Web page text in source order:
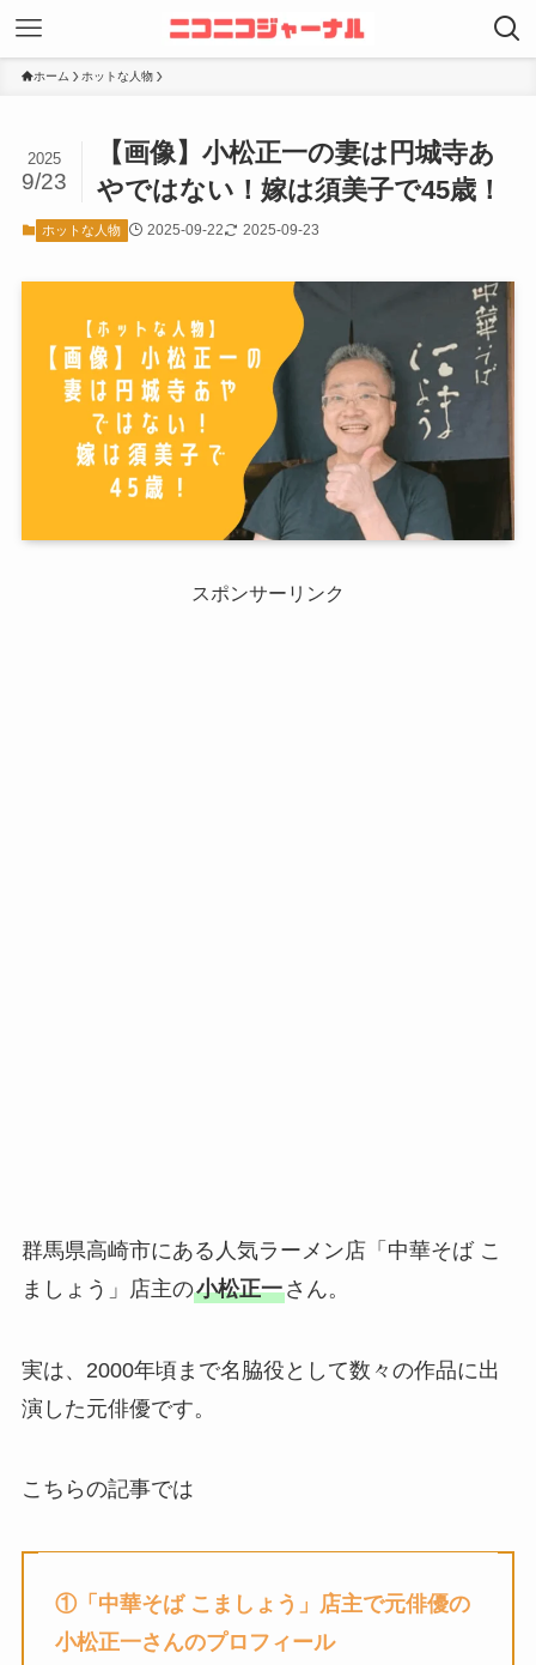
ホーム ホットな人物
【画像】小松正一の妻は円城寺あ
やではない！嫁は須美子で45歳！
2025
9/23
ホットな人物 2025-09-22 2025-09-23
スポンサーリンク
群馬県高崎市にある人気ラーメン店「中華そば こ
ましょう」店主の小松正一さん。
実は、2000年頃まで名脇役として数々の作品に出
演した元俳優です。
こちらの記事では
①「中華そば こましょう」店主で元俳優の
小松正一さんのプロフィール